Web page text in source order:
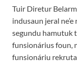
Tuir Diretur
indusaun jeral
segundu hamutuk
funsionárius foun,
funsionáriu